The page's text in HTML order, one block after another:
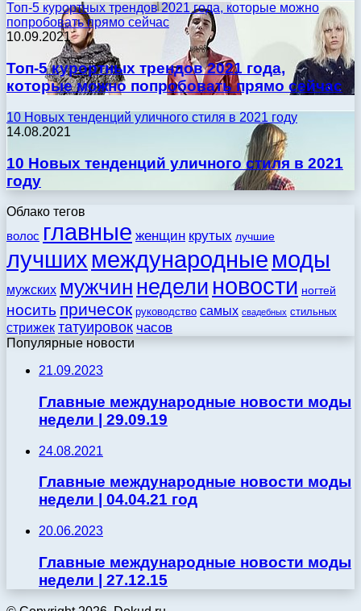
Топ-5 курортных трендов 2021 года, которые можно
попробовать прямо сейчас
10.09.2021
Топ-5 курортных трендов 2021 года,
которые можно попробовать прямо сейчас
10 Новых тенденций уличного стиля в 2021 году
14.08.2021
10 Новых тенденций уличного стиля в 2021
году
Облако тегов
волос главные женщин крутых лучшие
лучших международные моды
мужских мужчин недели новости ногтей
носить причесок руководство самых свадебных стильных
стрижек татуировок часов
Популярные новости
21.09.2023
Главные международные новости моды
недели | 29.09.19
24.08.2021
Главные международные новости моды
недели | 04.04.21 год
20.06.2023
Главные международные новости моды
недели | 27.12.15